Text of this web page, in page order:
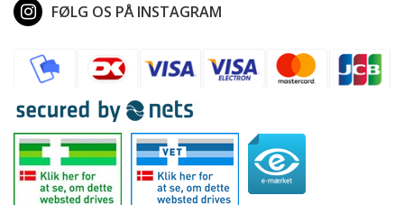
FØLG OS PÅ INSTAGRAM